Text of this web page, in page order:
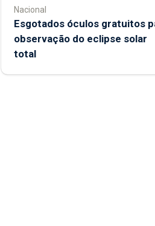
Nacional
Esgotados óculos gratuitos
observação do eclipse solar
total